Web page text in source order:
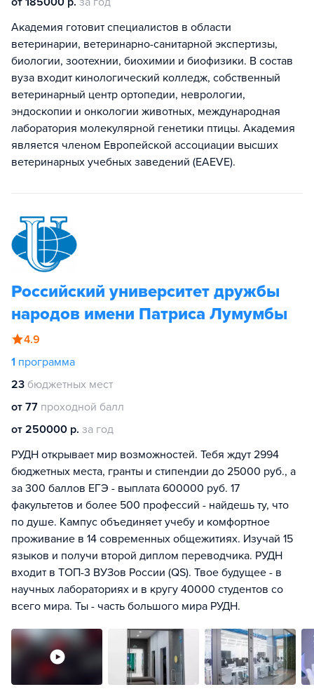
Академия готовит специалистов в области
ветеринарии, ветеринарно-санитарной экспертизы,
биологии, зоотехнии, биохимии и биофизики. В состав
вуза входит кинологический колледж, собственный
ветеринарный центр ортопедии, неврологии,
эндоскопии и онкологии животных, международная
лаборатория молекулярной генетики птицы. Академия
является членом Европейской ассоциации высших
ветеринарных учебных заведений (EAEVE).
Российский университет дружбы
народов имени Патриса Лумумбы
4.9
1 программа
23 бюджетных мест
от 77 проходной балл
от 250000 р. за год
РУДН открывает мир возможностей. Тебя ждут 2994
бюджетных места, гранты и стипендии до 25000 руб., а
за 300 баллов ЕГЭ - выплата 600000 руб. 17
факультетов и более 500 профессий - найдешь ту, что
по душе. Кампус объединяет учебу и комфортное
проживание в 14 современных общежитиях. Изучай 15
языков и получи второй диплом переводчика. РУДН
входит в ТОП-3 ВУЗов России (QS). Твое будущее - в
научных лабораториях и в кругу 40000 студентов со
всего мира. Ты - часть большого мира РУДН.